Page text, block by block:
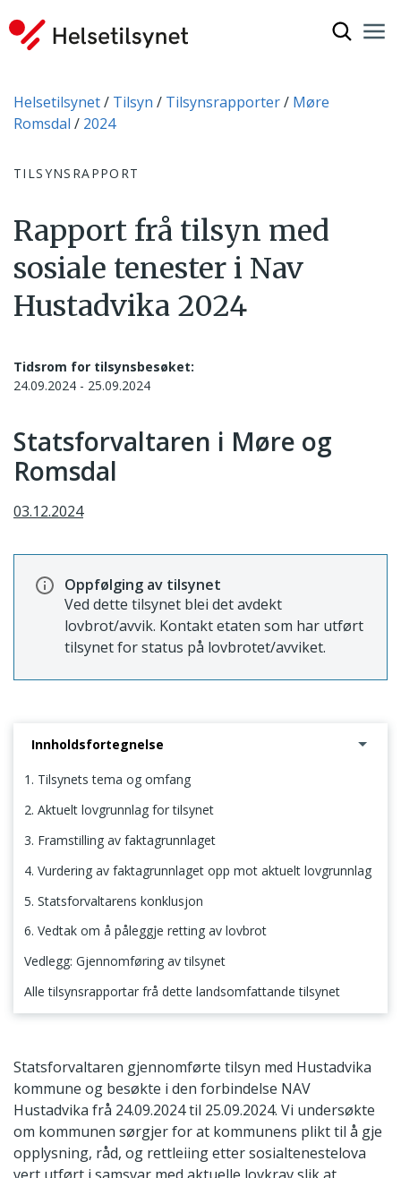
Du er her:
Helsetilsynet Tilsyn Tilsynsrapporter
Møre
Romsdal
2024
TILSYNSRAPPORT
Rapport frå tilsyn med
sosiale tenester i Nav
Hustadvika 2024
Tidsrom for tilsynsbesøket:
24.09.2024 - 25.09.2024
Statsforvaltaren i Møre og
Romsdal
03.12.2024
Oppfølging av tilsynet
Ved dette tilsynet blei det avdekt
lovbrot/avvik. Kontakt etaten som har utført
tilsynet for status på lovbrotet/avviket.
Innholdsfortegnelse
1. Tilsynets tema og omfang
2. Aktuelt lovgrunnlag for tilsynet
3. Framstilling av faktagrunnlaget
4. Vurdering av faktagrunnlaget opp mot aktuelt lovgrunnlag
5. Statsforvaltarens konklusjon
6. Vedtak om å påleggje retting av lovbrot
Vedlegg: Gjennomføring av tilsynet
Alle tilsynsrapportar frå dette landsomfattande tilsynet
Statsforvaltaren gjennomførte tilsyn med Hustadvika
kommune og besøkte i den forbindelse NAV
Hustadvika frå 24.09.2024 til 25.09.2024. Vi undersøkte
om kommunen sørgjer for at kommunens plikt til å gje
opplysning, råd, og rettleiing etter sosialtenestelova